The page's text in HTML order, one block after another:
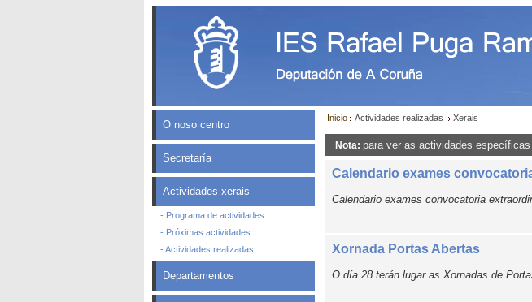
O noso centro
Secretaría
Actividades xerais
- Programa de actividades
- Próximas actividades
- Actividades realizadas
Departamentos
Inicio Actividades realizadas Xerais
Nota: para ver as actividades
Calendario exames
Calendario exames convocatoria
Xornada Portas Abertas
O día 28 terán lugar as Xornadas de